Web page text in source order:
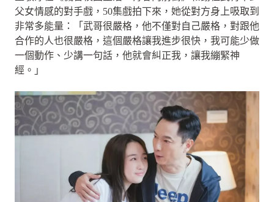
父女情感的對手戲，50集戲拍下來，她從對方身上吸取到
非常多能量：「武哥很嚴格，他不僅對自己嚴格，對跟他
合作的人也很嚴格，這個嚴格讓我進步很快，我可能少做
一個動作、少講一句話，他就會糾正我，讓我繃緊神
經。」